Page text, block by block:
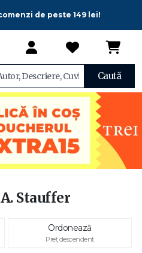
de peste 149 lei!
Caută
Stauffer
Ordonează
Preț descendent